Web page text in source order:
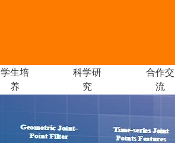
学生培
养
科学研
究
合作交
流